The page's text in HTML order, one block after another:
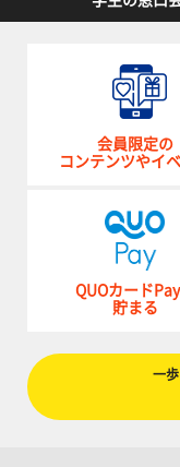
会員限定の
コンテンツやイ
QUOカード
貯まる
一